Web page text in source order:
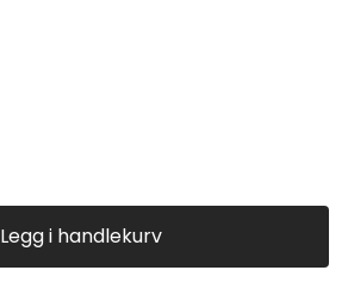
Legg i handlekurv